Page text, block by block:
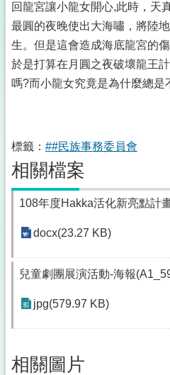
回龍宮讓小龍女開心,此時，天
最圓的夜晚使出大海嘯，將陸
生。但是這會造成海底龍宮的
於是打算在月圓之夜破壞龍王
嗎?而小龍女究竟是為什麼總是
標籤： ##民族事務委員會
相關檔案
108年度Hakka活化新亮點計
docx(23.27 KB)
兒童劇團展演活動-海報
jpg(579.97 KB)
相關圖片